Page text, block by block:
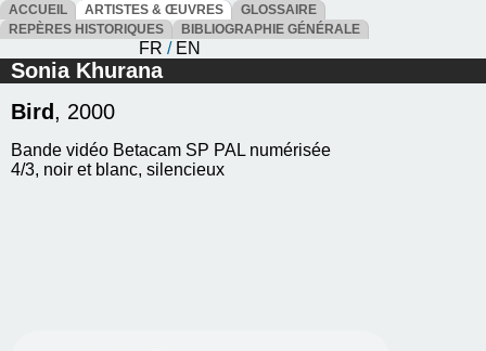
ACCUEIL ARTISTES & ŒUVRES
GLOSSAIRE
REPÈRES HISTORIQUES
BIBLIOGRAPHIE GÉNÉRALE
FR / EN
Sonia Khurana